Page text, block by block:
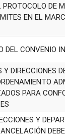
DE
EN EL
DEL CONVENIO
DIRECCIONES
PARA
Y